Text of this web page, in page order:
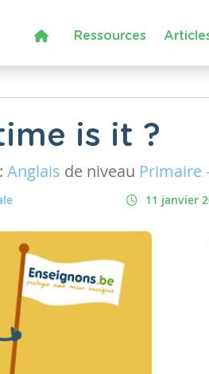
Ressources
is it ?
Anglais de niveau Primaire
11 janvier